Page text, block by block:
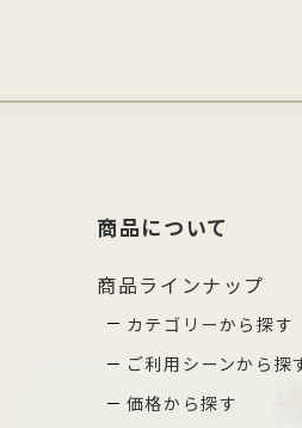
商品について
商品ラインナップ
カテゴリーから探す
ご利用シーンから探
価格から探す